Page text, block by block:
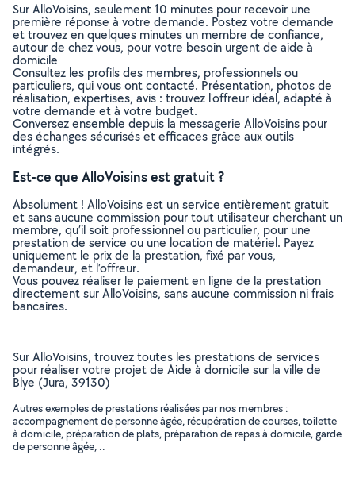
Sur AlloVoisins, seulement 10 minutes pour recevoir une
première réponse à votre demande. Postez votre demande
et trouvez en quelques minutes un membre de confiance,
autour de chez vous, pour votre besoin urgent de aide à
domicile
Consultez les profils des membres, professionnels ou
particuliers, qui vous ont contacté. Présentation, photos de
réalisation, expertises, avis : trouvez l'offreur idéal, adapté à
votre demande et à votre budget.
Conversez ensemble depuis la messagerie AlloVoisins pour
des échanges sécurisés et efficaces grâce aux outils
intégrés.
Est-ce que AlloVoisins est gratuit ?
Absolument ! AlloVoisins est un service entièrement gratuit
et sans aucune commission pour tout utilisateur cherchant un
membre, qu’il soit professionnel ou particulier, pour une
prestation de service ou une location de matériel. Payez
uniquement le prix de la prestation, fixé par vous,
demandeur, et l’offreur.
Vous pouvez réaliser le paiement en ligne de la prestation
directement sur AlloVoisins, sans aucune commission ni frais
bancaires.
Sur AlloVoisins, trouvez toutes les prestations de services
pour réaliser votre projet de Aide à domicile sur la ville de
Blye (Jura, 39130)
Autres exemples de prestations réalisées par nos membres :
accompagnement de personne âgée, récupération de courses, toilette
à domicile, préparation de plats, préparation de repas à domicile, garde
de personne âgée, ..